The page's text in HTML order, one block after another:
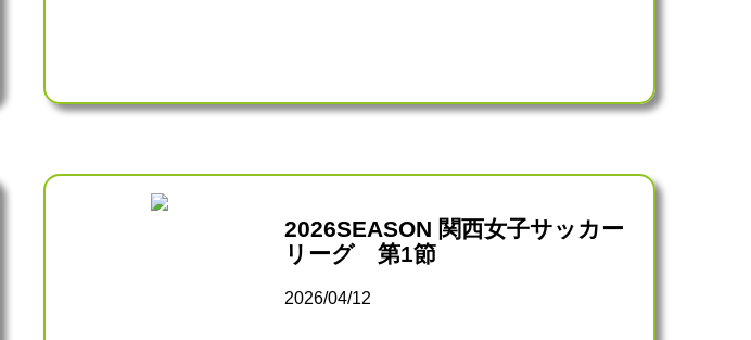
2026SEASON 関西女子サッカー
リーグ 第1節
2026/04/12